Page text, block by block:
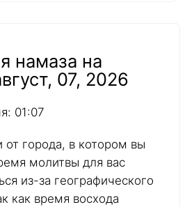
намаза на
07, 2026
01:07
от города, в котором вы
молитвы для вас
из-за географического
как время восхода